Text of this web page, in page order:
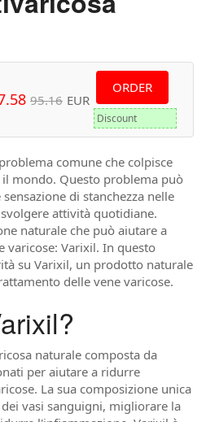
95.16 EUR
ORDER
Discount
comune che colpisce
mondo. Questo problema può
di stanchezza nelle
attività quotidiane.
naturale che può aiutare a
varicose: Varixil. In questo
su Varixil, un prodotto naturale
delle vene varicose.
naturale composta da
per aiutare a ridurre
La sua composizione unica
vasi sanguigni, migliorare la